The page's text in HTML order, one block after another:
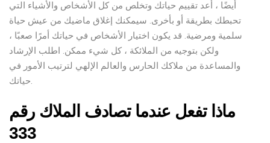
أيضًا ، أعد تقييم حياتك وتخلص من كل الأشخاص والأشياء التي
تحبطك بطريقة أو بأخرى. سيمكنك إغلاق ماضيك من عيش حياة
سلمية ومرضية. قد يكون اختيار الأشخاص في حياتك أمرًا صعبًا ،
ولكن بتوجيه من الملائكة ، كل شيء ممكن. اطلب الإرشاد
والمساعدة من ملاكك الحارس والعالم الإلهي لترتيب الأمور في
حياتك.
ماذا تفعل عندما تصادف الملاك رقم
333